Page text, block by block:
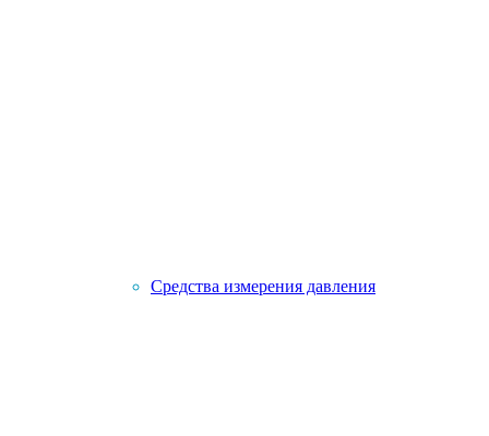
Средства измерения давления